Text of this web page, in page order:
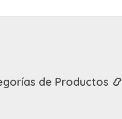
de Productos 📿